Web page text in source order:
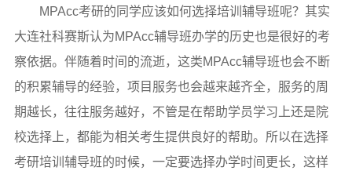
MPAcc考研的同学应该如何选择培训辅导班呢？其实
大连社科赛斯认为MPAcc辅导班办学的历史也是很好的考
察依据。伴随着时间的流逝，这类MPAcc辅导班也会不断
的积累辅导的经验，项目服务也会越来越齐全，服务的周
期越长，往往服务越好，不管是在帮助学员学习上还是院
校选择上，都能为相关考生提供良好的帮助。所以在选择
考研培训辅导班的时候，一定要选择办学时间更长，这样